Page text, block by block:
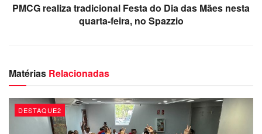
PMCG realiza tradicional Festa do Dia das Mães nesta
quarta-feira, no Spazzio
Matérias Relacionadas
DESTAQUE2